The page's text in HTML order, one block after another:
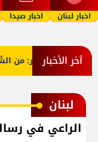
اخبار لبنان اخبار صيدا
آخر الأخبار
بالصّور: من
لبنان
الراعي في